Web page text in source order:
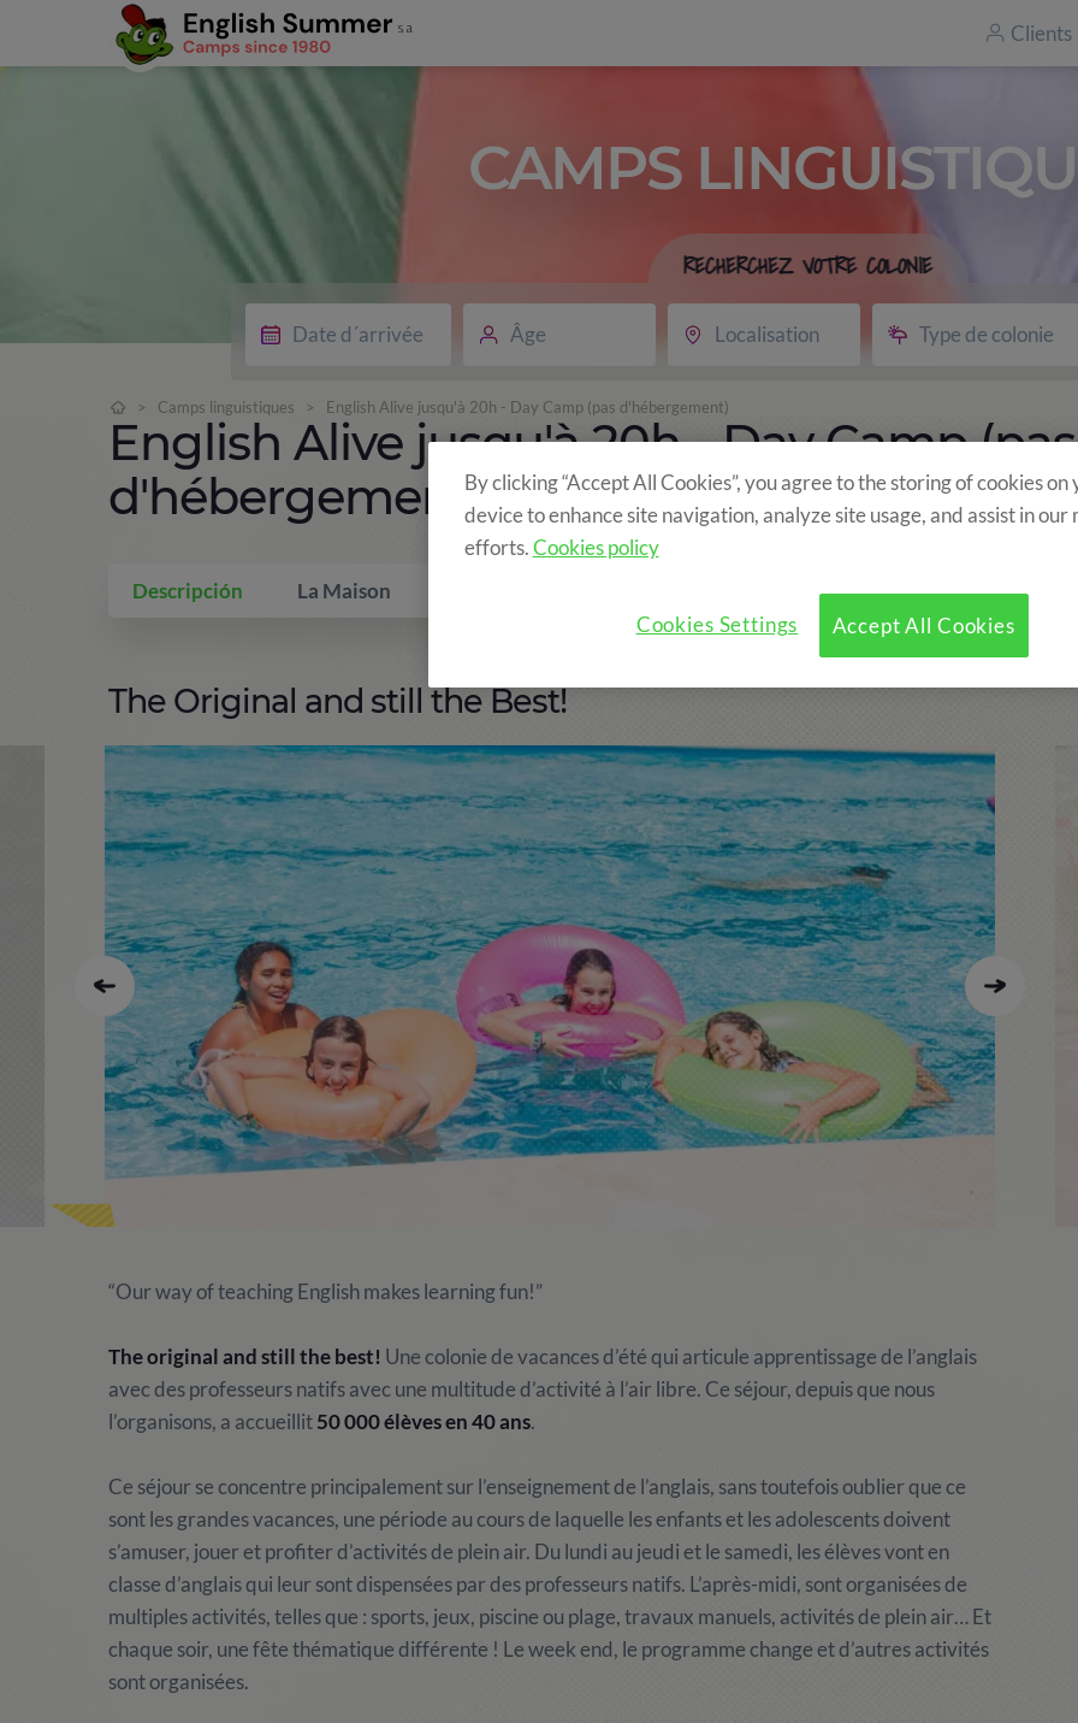
Clients
CAMPS
RECHERCHEZ VOTRE COLONIE
Âge Localisation Type de colonie
> Camps linguistiques > English Alive jusqu'à 20h - Day Camp (pas d'hébergement)
English Alive jusqu'à 20h - Day Camp (pas
d'hébergement)
Descripción La Maison Activités Optionnelles
The Original and still the Best!
“Our way of teaching English makes learning fun!”
The original and still the best! Une colonie de vacances d’été qui articule apprentissage de l’anglais
avec des professeurs natifs avec une multitude d’activité à l’air libre. Ce séjour, depuis que nous
l’organisons, a accueillit50 000 élèves en 40 ans.
Ce séjour se concentre principalement sur l’enseignement de l’anglais, sans toutefois oublier que ce
sont les grandes vacances, une période au cours de laquelle les enfants et les adolescents doivent
s’amuser, jouer et profiter d’activités de plein air. Du lundi au jeudi et le samedi, les élèves vont en
classe d’anglais qui leur sont dispensées par des professeurs natifs. L’après-midi, sont organisées de
multiples activités, telles que : sports, jeux, piscine ou plage, travaux manuels, activités de plein air… Et
chaque soir, une fête thématique différente ! Le week end, le programme change et d’autres activités
sont organisées.
By clicking “Accept All Cookies”, you agree to the storing of cookies on
device to enhance site navigation, analyze site usage, and assist in our
efforts.Cookies policy
Accept All Cookies
Cookies Settings